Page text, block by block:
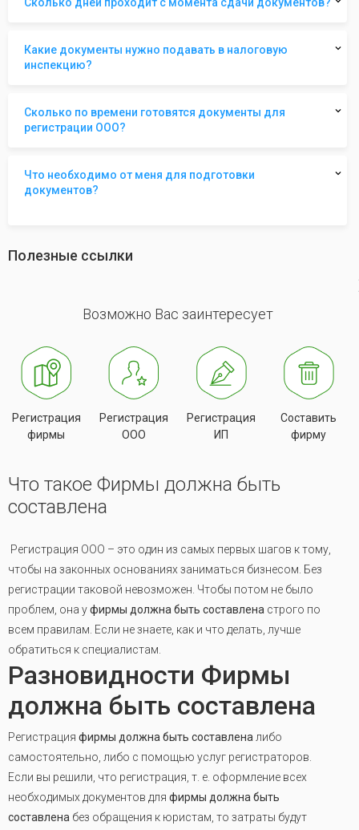
Какие документы нужно подавать в налоговую
инспекцию?
Сколько по времени готовятся документы для
регистрации ООО?
Что необходимо от меня для подготовки
документов?
Полезные ссылки
Возможно Вас заинтересует
Регистрация
фирмы
Регистрация
ООО
Регистрация
ИП
Составить
фирму
Что такое Фирмы должна быть
составлена
Регистрация ООО – это один из самых первых шагов к тому,
чтобы на законных основаниях заниматься бизнесом. Без
регистрации таковой невозможен. Чтобы потом не было
проблем, она уфирмы должна быть составлена строго по
всем правилам. Если не знаете, как и что делать, лучше
обратиться к специалистам.
Разновидности Фирмы
должна быть составлена
Регистрация фирмы должна быть составлена либо
самостоятельно, либо с помощью услуг регистраторов.
Если вы решили, что регистрация, т. е. оформление всех
необходимых документов для фирмы должна быть
составлена без обращения к юристам, то затраты будут